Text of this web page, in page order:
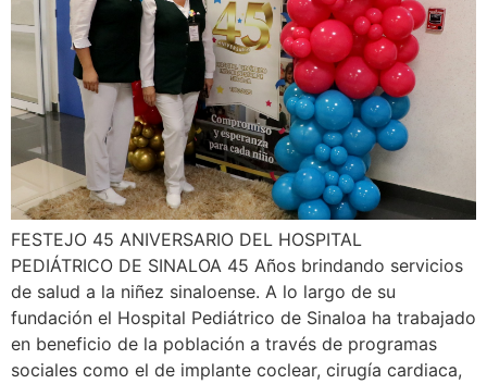
FESTEJO 45 ANIVERSARIO DEL HOSPITAL
PEDIÁTRICO DE SINALOA 45 Años brindando servicios
de salud a la niñez sinaloense. A lo largo de su
fundación el Hospital Pediátrico de Sinaloa ha trabajado
en beneficio de la población a través de programas
sociales como el de implante coclear, cirugía cardiaca,